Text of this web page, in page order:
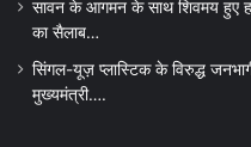
सावन के आगमन के साथ शिवमय हुए
का सैलाब…
सिंगल-यूज़ प्लास्टिक के विरुद्ध
मुख्यमंत्री….